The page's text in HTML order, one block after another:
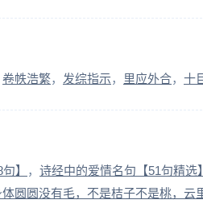
卷帙浩繁 发综指示 里应外合 十
】
诗经中的爱情名句【51句精选
体圆圆没有毛，不是桔子不是桃，云